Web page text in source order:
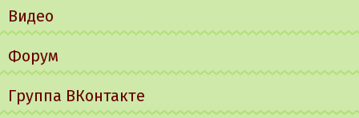
Видео
Форум
Группа ВКонтакте